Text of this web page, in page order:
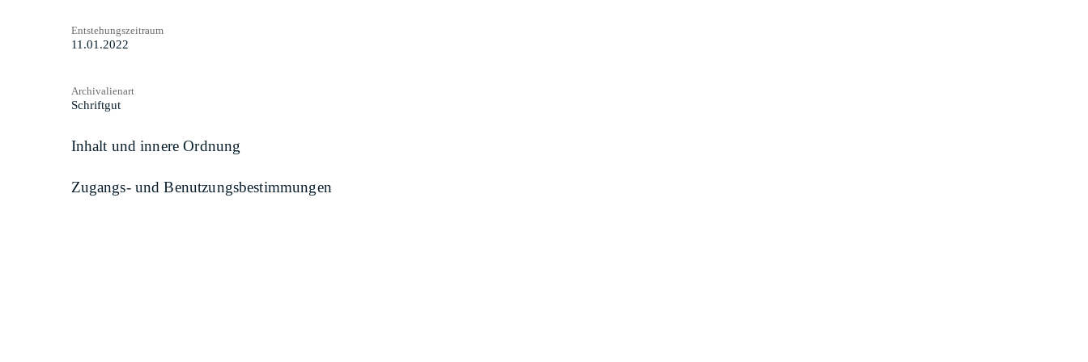
Entstehungszeitraum
11.01.2022
Archivalienart
Schriftgut
Inhalt und innere Ordnung
Zugangs- und Benutzungsbestimmungen